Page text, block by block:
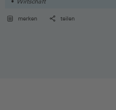
Wirtschaft
merken teilen